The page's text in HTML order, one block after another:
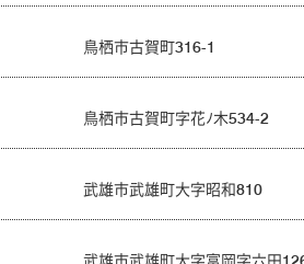
鳥栖市古賀町316-1
鳥栖市古賀町字花ﾉ木534-2
武雄市武雄町大字昭和810